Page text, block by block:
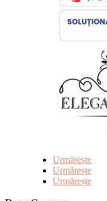
Urmărește
Urmărește
Urmărește